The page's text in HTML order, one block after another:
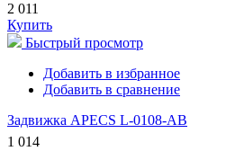
2 011
Купить
Быстрый просмотр
Добавить в избранное
Добавить в сравнение
Задвижка APECS L-0108-AB
1 014